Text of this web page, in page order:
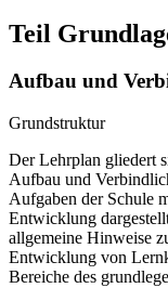
Teil
Aufbau und
Grundstruktur
Der Lehrplan gliedert
Aufbau und
Aufgaben der Schule
Entwicklung
allgemeine Hinweise
Entwicklung von
Bereiche des